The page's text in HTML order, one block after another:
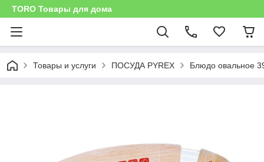
TORO Товары для дома
Товары и услуги ПОСУДА PYREX Блюдо овальное